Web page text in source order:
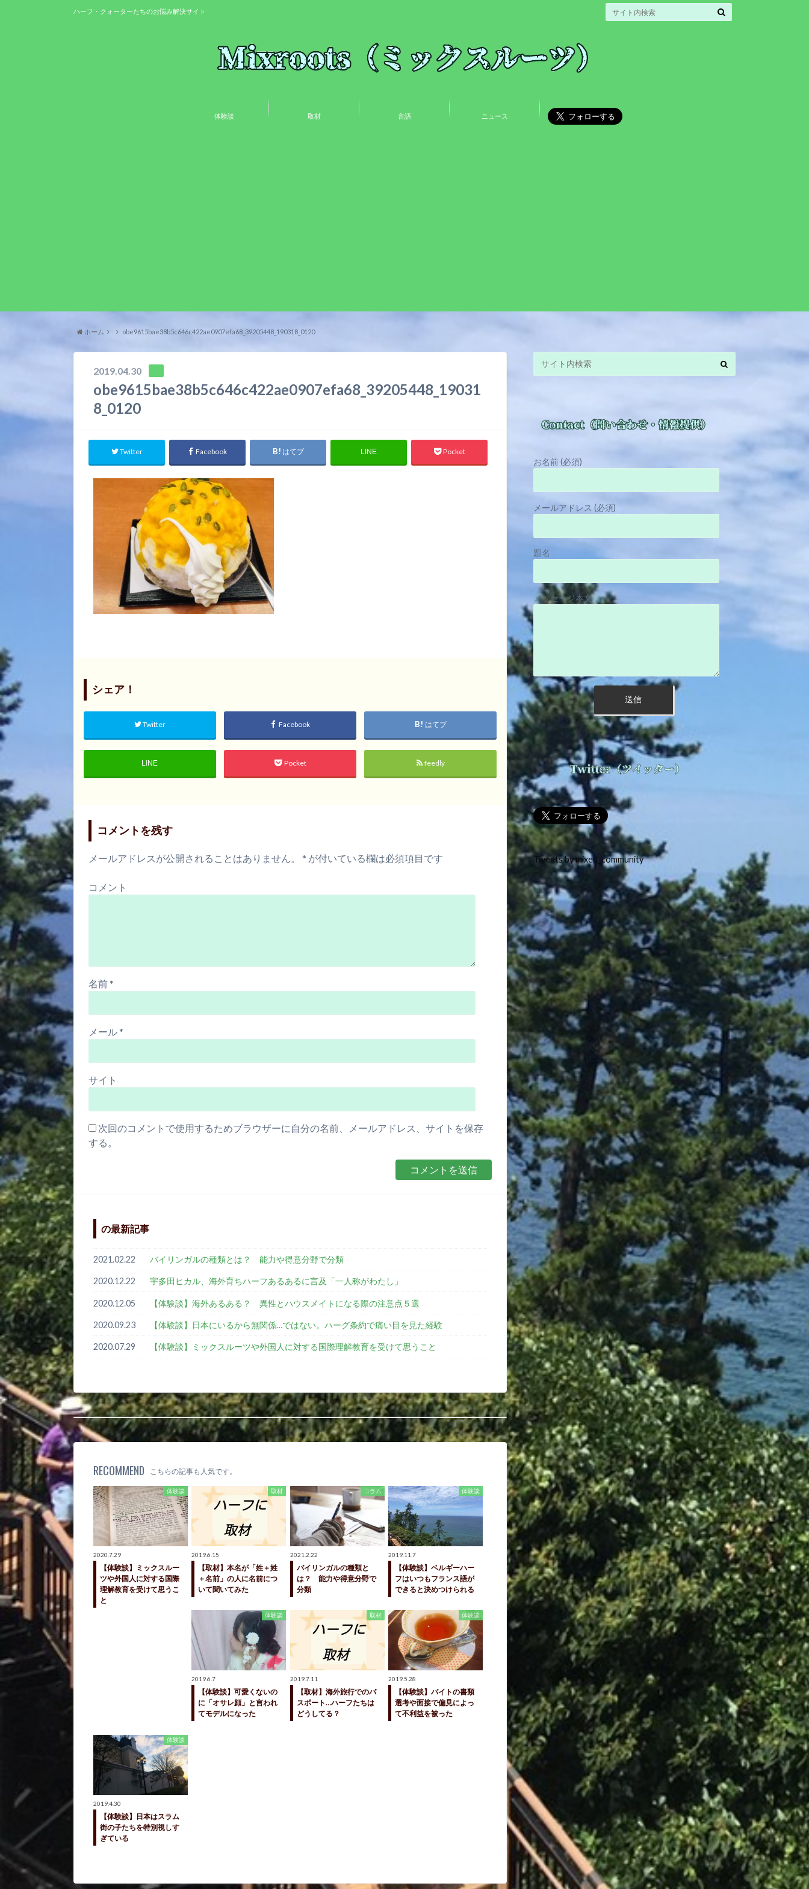
ハーフ・クォーターたちのお悩み解決サイト
体験談 取材 言語 ニュース
ホーム obe9615bae38b5c646c422ae0907efa68_39205448_190318_0120
2019.04.30
obe9615bae38b5c646c422ae0907efa68_39205448_19031
8_0120
Twitter Facebook はてブ LINE Pocket
シェア！
Twitter Facebook はてブ
LINE Pocket feedly
コメントを残す
メールアドレスが公開されることはありません。 * が付いている欄は必須項目です
コメント
名前*
メール*
サイト
次回のコメントで使用するためブラウザーに自分の名前、メールアドレス、サイトを保存
する。
の最新記事
2021.02.22 バイリンガルの種類とは？ 能力や得意分野で分類
2020.12.22 宇多田ヒカル、海外育ちハーフあるあるに言及「一人称がわたし」
2020.12.05 【体験談】海外あるある？ 異性とハウスメイトになる際の注意点５選
2020.09.23 【体験談】日本にいるから無関係…ではない。ハーグ条約で痛い目を見た経験
2020.07.29 【体験談】ミックスルーツや外国人に対する国際理解教育を受けて思うこと
RECOMMEND こちらの記事も人気です。
体験談
2020.7.29
【体験談】ミックスルー
ツや外国人に対する国際
理解教育を受けて思うこ
と
取材
2019.6.15
【取材】本名が「姓＋姓
＋名前」の人に名前につ
いて聞いてみた
コラム
2021.2.22
バイリンガルの種類と
は？ 能力や得意分野で
分類
体験談
2019.11.7
【体験談】ベルギーハー
フはいつもフランス語が
できると決めつけられる
体験談
2019.6.7
【体験談】可愛くないの
に「オサレ顔」と言われ
てモデルになった
取材
2019.7.11
【取材】海外旅行でのパ
スポート…ハーフたちは
どうしてる？
体験談
2019.5.28
【体験談】バイトの書類
選考や面接で偏見によっ
て不利益を被った
体験談
2019.4.30
【体験談】日本はスラム
街の子たちを特別視しす
ぎている
お名前 (必須)
メールアドレス (必須)
題名
メッセージ本文
Tweets by mixed_community